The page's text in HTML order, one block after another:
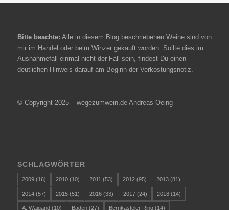
Bitte beachte: Alle in diesem Blog beschriebenen Weine sind von
mir im Handel oder beim Winzer gekauft worden. Sollte dies im
Ausnahmefall einmal nicht der Fall sein, findest Du einen
deutlichen Hinweis darauf am Beginn der Verkostungsnotiz.
© Copyright 2025 – wegezumwein.de Andreas Oeing
SCHLAGWÖRTER
2009(16) 2010(10) 2011 (53) 2012(95) 2013(81)
2014(57) 2015(51) 2016(33) 2017(24) 2018(14)
A. Waigand(10) Baden(27) Bernkasteler Ring(14)